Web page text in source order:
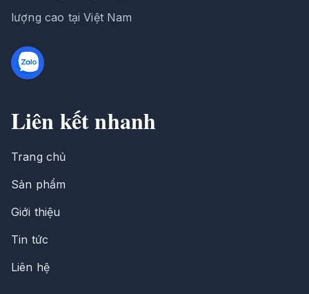
lượng cao tại Việt Nam
Liên kết nhanh
Trang chủ
Sản phẩm
Giới thiệu
Tin tức
Liên hệ